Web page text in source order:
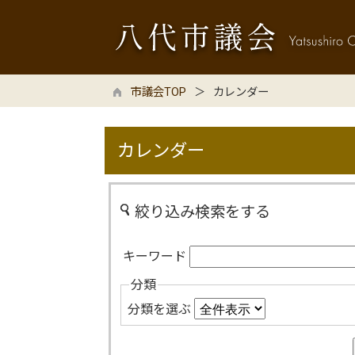
市議会TOP カレンダー
カレンダー
絞り込み検索をする
キーワード
分類
分類を選ぶ